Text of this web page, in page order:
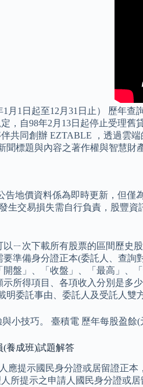
1月1日起至12月31日止） 歷年查
，自98年2月13日起停止受理
共同創辦 EZTABLE ，透過雲
聞標題與內容之著作權與智慧
告地價資料係為即時更新，但
生交易損失需自行負責，股豐
以ㄧ次下載所有股票的區間歷史
準備身分證正本(委託人、查詢
盤」、「收盤」、「最高」、
所得項目、各項收入分別是多
明委託事由、委託人及受託人雙
小技巧。 臺積電 歷年每股盈餘(
(養成班)試題解答
應提示國民身分證或居留證正
所提示之申請人國民身分證或